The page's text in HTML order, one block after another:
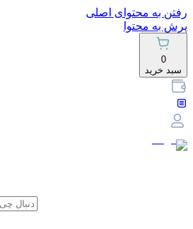
رفتن به محتوای اصلی
پرش به محتوا
0
سبد خرید